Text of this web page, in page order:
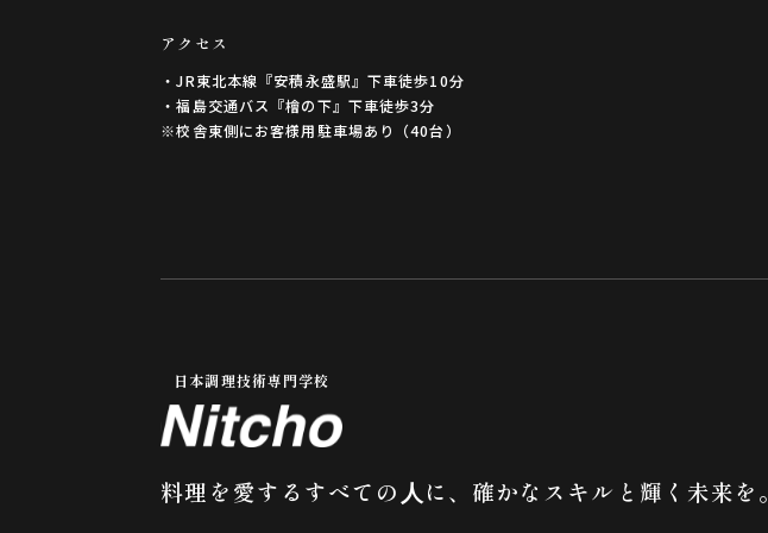
アクセス
・JR東北本線『安積永盛駅』下車徒歩10分
・福島交通バス『檜の下』下車徒歩3分
※校舎東側にお客様用駐車場あり（40台）
日本調理技術専門学校
料理を愛するすべての⼈に、 確かなスキルと輝く未来を。